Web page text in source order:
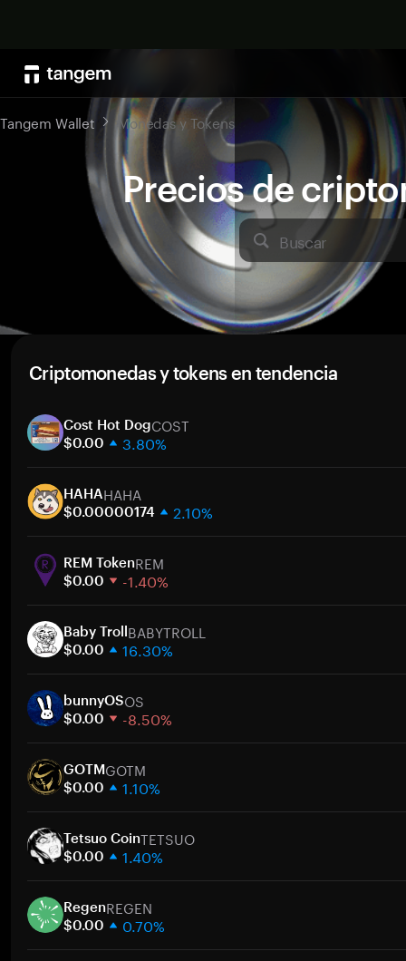
Precios de
Buscar
Tangem Wallet Monedas y Tokens
Criptomonedas y tokens en tendencia
Cost Hot DogCOST
$0.00 3.80%
30 días
Capitalización de mercado
HAHAHAHA
$0.00000174 2.10%
30 días
Capitalización de mercado
REM TokenREM
$0.00 -1.40%
30 días
Capitalización de mercado
Baby TrollBABYTROLL
$0.00 16.30%
30 días
Capitalización de mercado
bunnyOSOS
$0.00 -8.50%
30 días
Capitalización de mercado
GOTMGOTM
$0.00 1.10%
30 días
Capitalización de mercado
Tetsuo CoinTETSUO
$0.00 1.40%
30 días
Capitalización de mercado
RegenREGEN
$0.00 0.70%